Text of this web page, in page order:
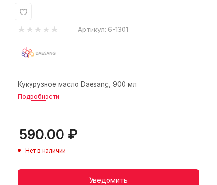
Артикул: 6-1301
Кукурузное масло Daesang, 900 мл
Подробности
590.00 ₽
Нет в наличии
Уведомить